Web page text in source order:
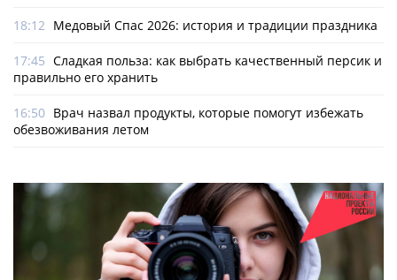
18:12 Медовый Спас 2026: история и традиции праздника
17:45 Сладкая польза: как выбрать качественный персик и
правильно его хранить
16:50 Врач назвал продукты, которые помогут избежать
обезвоживания летом